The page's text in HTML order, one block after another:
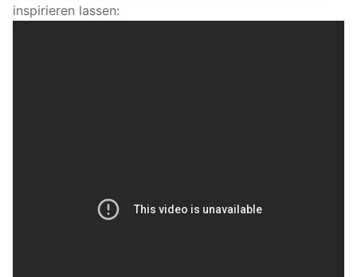
inspirieren lassen: